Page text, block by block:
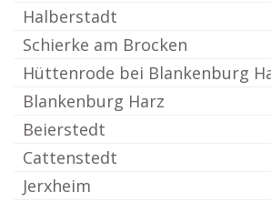
Halberstadt
Schierke am Brocken
Hüttenrode bei Blankenburg
Blankenburg Harz
Beierstedt
Cattenstedt
Jerxheim